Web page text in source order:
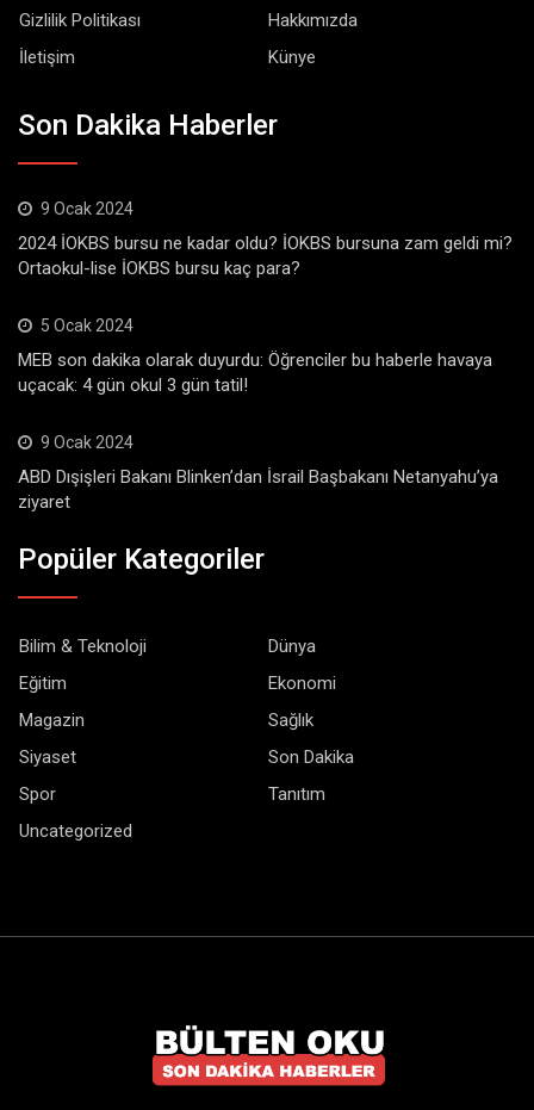
Gizlilik Politikası
Hakkımızda
İletişim
Künye
Son Dakika Haberler
9 Ocak 2024
2024 İOKBS bursu ne kadar oldu? İOKBS bursuna zam geldi mi?
Ortaokul-lise İOKBS bursu kaç para?
5 Ocak 2024
MEB son dakika olarak duyurdu: Öğrenciler bu haberle havaya
uçacak: 4 gün okul 3 gün tatil!
9 Ocak 2024
ABD Dışişleri Bakanı Blinken’dan İsrail Başbakanı Netanyahu’ya
ziyaret
Popüler Kategoriler
Bilim & Teknoloji
Dünya
Eğitim
Ekonomi
Magazin
Sağlık
Siyaset
Son Dakika
Spor
Tanıtım
Uncategorized